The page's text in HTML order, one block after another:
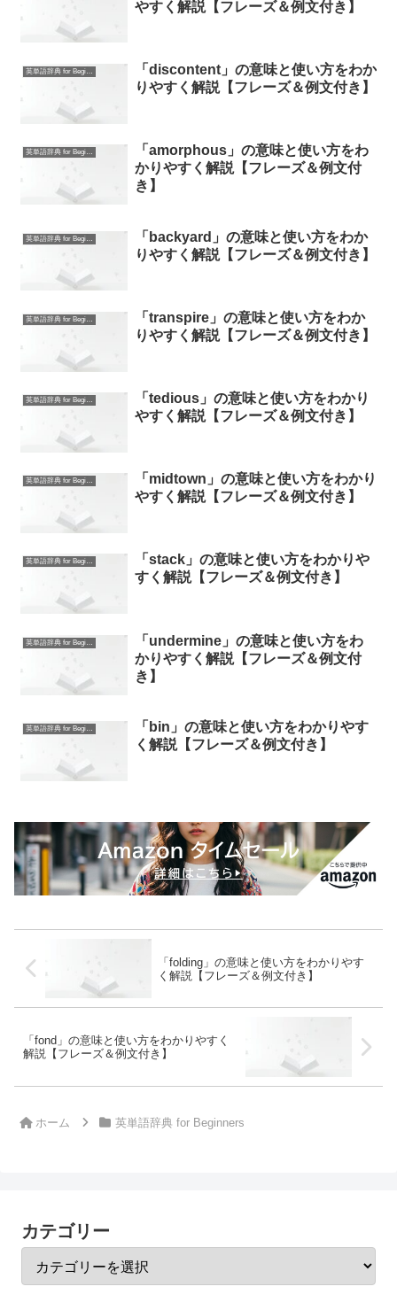
やすく解説【フレーズ＆例文付き】
英単語辞典 for Beginners
「discontent」の意味と使い方をわか
りやすく解説【フレーズ＆例文付き】
英単語辞典 for Beginners
「amorphous」の意味と使い方をわ
かりやすく解説【フレーズ＆例文付
き】
英単語辞典 for Beginners
「backyard」の意味と使い方をわか
りやすく解説【フレーズ＆例文付き】
英単語辞典 for Beginners
「transpire」の意味と使い方をわか
りやすく解説【フレーズ＆例文付き】
英単語辞典 for Beginners
「tedious」の意味と使い方をわかり
やすく解説【フレーズ＆例文付き】
英単語辞典 for Beginners
「midtown」の意味と使い方をわかり
やすく解説【フレーズ＆例文付き】
英単語辞典 for Beginners
「stack」の意味と使い方をわかりや
すく解説【フレーズ＆例文付き】
英単語辞典 for Beginners
「undermine」の意味と使い方をわ
かりやすく解説【フレーズ＆例文付
き】
英単語辞典 for Beginners
「bin」の意味と使い方をわかりやす
く解説【フレーズ＆例文付き】
「folding」の意味と使い方をわかりやす
く解説【フレーズ＆例文付き】
「fond」の意味と使い方をわかりやすく
解説【フレーズ＆例文付き】
ホーム 英単語辞典 for Beginners
カテゴリー